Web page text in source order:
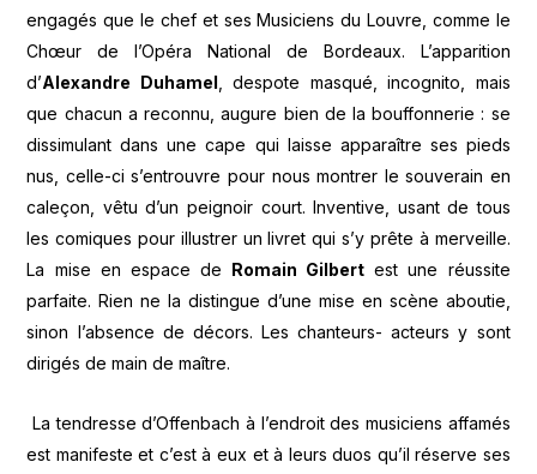
engagés que le chef et ses Musiciens du Louvre, comme le
Chœur de l’Opéra National de Bordeaux. L’apparition
d’Alexandre Duhamel , despote masqué, incognito, mais
que chacun a reconnu, augure bien de la bouffonnerie : se
dissimulant dans une cape qui laisse apparaître ses pieds
nus, celle-ci s’entrouvre pour nous montrer le souverain en
caleçon, vêtu d’un peignoir court. Inventive, usant de tous
les comiques pour illustrer un livret qui s’y prête à merveille.
La mise en espace de Romain Gilbert est une réussite
parfaite. Rien ne la distingue d’une mise en scène aboutie,
sinon l’absence de décors. Les chanteurs- acteurs y sont
dirigés de main de maître.
La tendresse d’Offenbach à l’endroit des musiciens affamés
est manifeste et c’est à eux et à leurs duos qu’il réserve ses